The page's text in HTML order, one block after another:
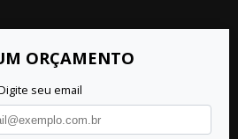
ORÇAMENTO
seu email